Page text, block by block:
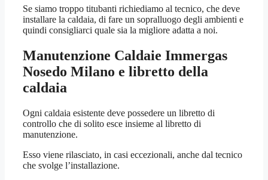
Se siamo troppo titubanti richiediamo al tecnico, che deve
installare la caldaia, di fare un sopralluogo degli ambienti e
quindi consigliarci quale sia la migliore adatta a noi.
Manutenzione Caldaie Immergas
Nosedo Milano e libretto della
caldaia
Ogni caldaia esistente deve possedere un libretto di
controllo che di solito esce insieme al libretto di
manutenzione.
Esso viene rilasciato, in casi eccezionali, anche dal tecnico
che svolge l’installazione.